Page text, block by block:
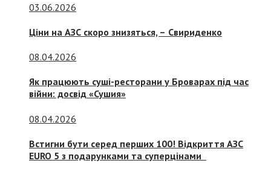
03.06.2026
Ціни на АЗС скоро знизяться, – Свириденко
08.04.2026
Як працюють суші-ресторани у Броварах під час
війни: досвід «Сушия»
08.04.2026
Встигни бути серед перших 100! Відкриття АЗС
EURO 5 з подарунками та суперцінами